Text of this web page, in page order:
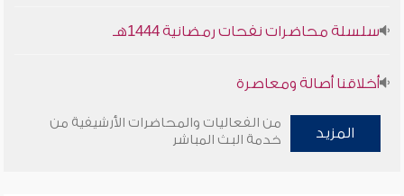
سلسلة محاضرات نفحات رمضانية 1444هـ
أخلاقنا أصالة ومعاصرة
وأمنهم من خوف 9
المزيد
من الفعاليات والمحاضرات الأرشيفية من
خدمة البث المباشر